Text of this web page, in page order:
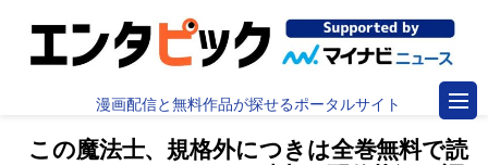
漫画配信と無料作品が探せるポータルサイト
この魔法士、規格外につきは全巻無料で読